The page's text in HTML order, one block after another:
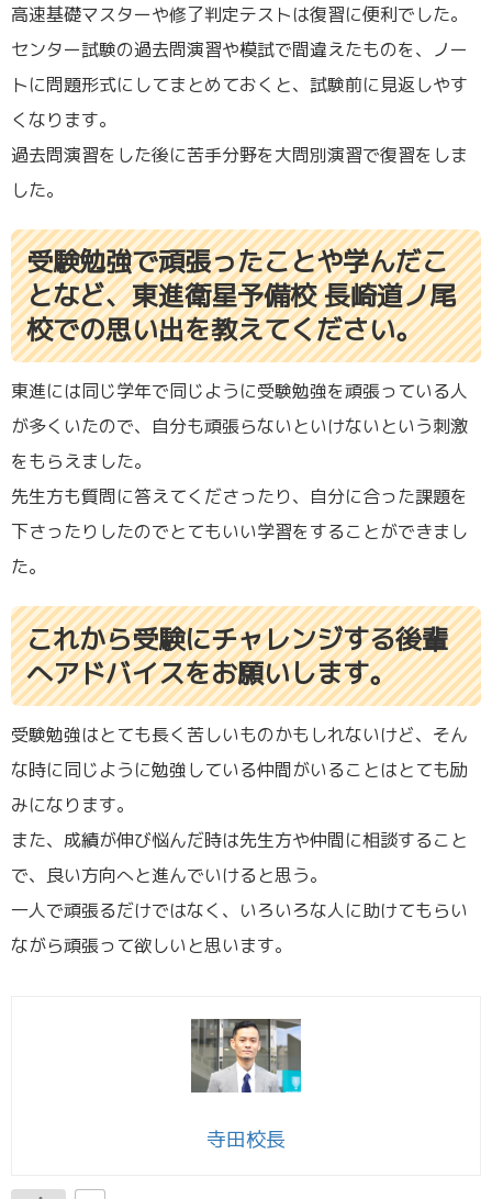
高速基礎マスターや修了判定テストは復習に便利でした。
センター試験の過去問演習や模試で間違えたものを、ノー
トに問題形式にしてまとめておくと、試験前に見返しやす
くなります。
過去問演習をした後に苦手分野を大問別演習で復習をしま
した。
受験勉強で頑張ったことや学んだこ
となど、東進衛星予備校 長崎道ノ尾
校での思い出を教えてください。
東進には同じ学年で同じように受験勉強を頑張っている人
が多くいたので、自分も頑張らないといけないという刺激
をもらえました。
先生方も質問に答えてくださったり、自分に合った課題を
下さったりしたのでとてもいい学習をすることができまし
た。
これから受験にチャレンジする後輩
へアドバイスをお願いします。
受験勉強はとても長く苦しいものかもしれないけど、そん
な時に同じように勉強している仲間がいることはとても励
みになります。
また、成績が伸び悩んだ時は先生方や仲間に相談すること
で、良い方向へと進んでいけると思う。
一人で頑張るだけではなく、いろいろな人に助けてもらい
ながら頑張って欲しいと思います。
寺田校長